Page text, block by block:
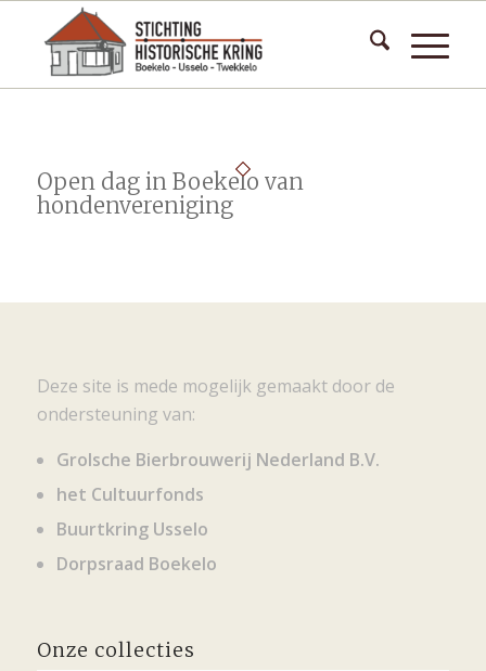
Open dag in Boekelo van
hondenvereniging
Deze site is mede mogelijk gemaakt door de
ondersteuning van:
Grolsche Bierbrouwerij Nederland B.V.
het Cultuurfonds
Buurtkring Usselo
Dorpsraad Boekelo
Onze collecties